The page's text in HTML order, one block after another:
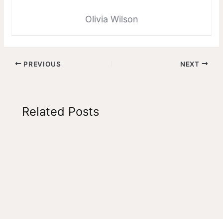
Olivia Wilson
PREVIOUS NEXT
Related Posts